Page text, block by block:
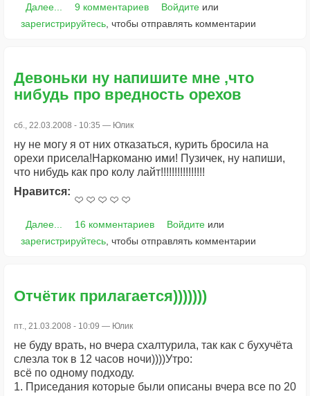
Далее... 9 комментариев Войдитеили
зарегистрируйтесь , чтобы отправлять комментарии
Девоньки ну напишите мне ,что
нибудь про вредность орехов
сб., 22.03.2008 - 10:35 — Юлик
ну не могу я от них отказаться, курить бросила на
орехи присела!Наркоманю ими! Пузичек, ну напиши,
что нибудь как про колу лайт!!!!!!!!!!!!!!!!
Нравится:
Далее... 16 комментариев Войдитеили
зарегистрируйтесь , чтобы отправлять комментарии
Отчётик прилагается)))))))
пт., 21.03.2008 - 10:09 — Юлик
не буду врать, но вчера схалтурила, так как с бухучёта
слезла ток в 12 часов ночи))))Утро:
всё по одному подходу.
1. Приседания которые были описаны вчера все по 20